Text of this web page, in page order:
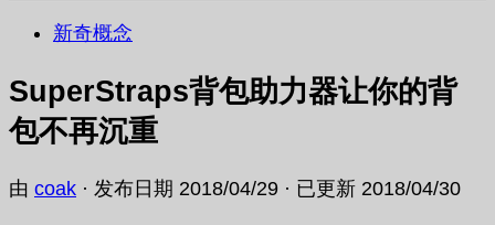
新奇概念
SuperStraps背包助力器让你的背
包不再沉重
由 coak · 发布日期 2018/04/29 · 已更新 2018/04/30